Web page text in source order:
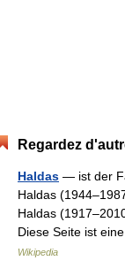
Regardez
Haldas — ist der
Haldas
Haldas
Diese Seite ist
Wikipedia